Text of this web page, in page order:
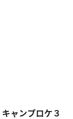
ャンプロケ３